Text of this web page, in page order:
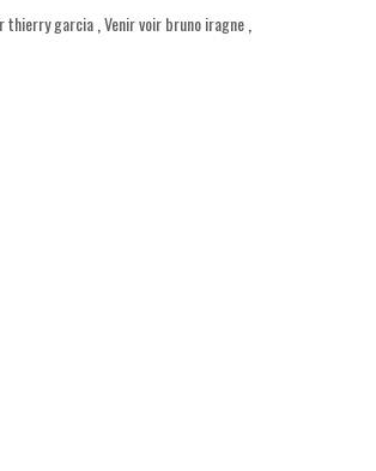
thierry garcia, Venir voir bruno iragne,